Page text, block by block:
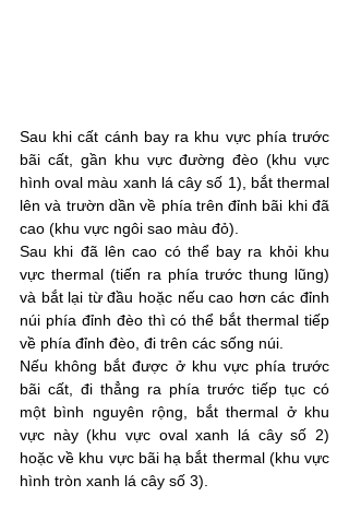
Sau khi cất cánh bay ra khu vực phía trước
bãi cất, gần khu vực đường đèo (khu vực
hình oval màu xanh lá cây số 1), bắt thermal
lên và trườn dần về phía trên đỉnh bãi khi đã
cao (khu vực ngôi sao màu đỏ).
Sau khi đã lên cao có thể bay ra khỏi khu
vực thermal (tiến ra phía trước thung lũng)
và bắt lại từ đầu hoặc nếu cao hơn các đỉnh
núi phía đỉnh đèo thì có thể bắt thermal tiếp
về phía đỉnh đèo, đi trên các sống núi.
Nếu không bắt được ở khu vực phía trước
bãi cất, đi thẳng ra phía trước tiếp tục có
một bình nguyên rộng, bắt thermal ở khu
vực này (khu vực oval xanh lá cây số 2)
hoặc về khu vực bãi hạ bắt thermal (khu vực
hình tròn xanh lá cây số 3).